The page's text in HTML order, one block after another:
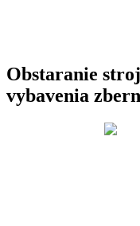
Obstaranie
vybavenia